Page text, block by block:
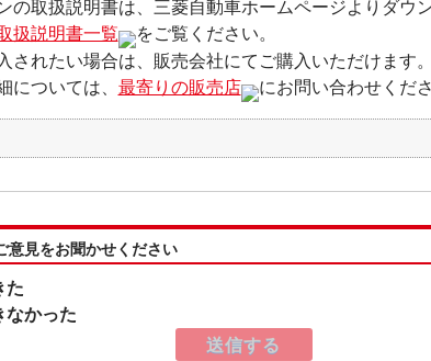
の取扱説明書は、三菱自動車ホームページよりダウ
扱説明書一覧
をご覧ください。
されたい場合は、販売会社にてご購入いただけます。
については、 最寄りの販売店 にお問い合わせくださ
意見をお聞かせください
た
なかった